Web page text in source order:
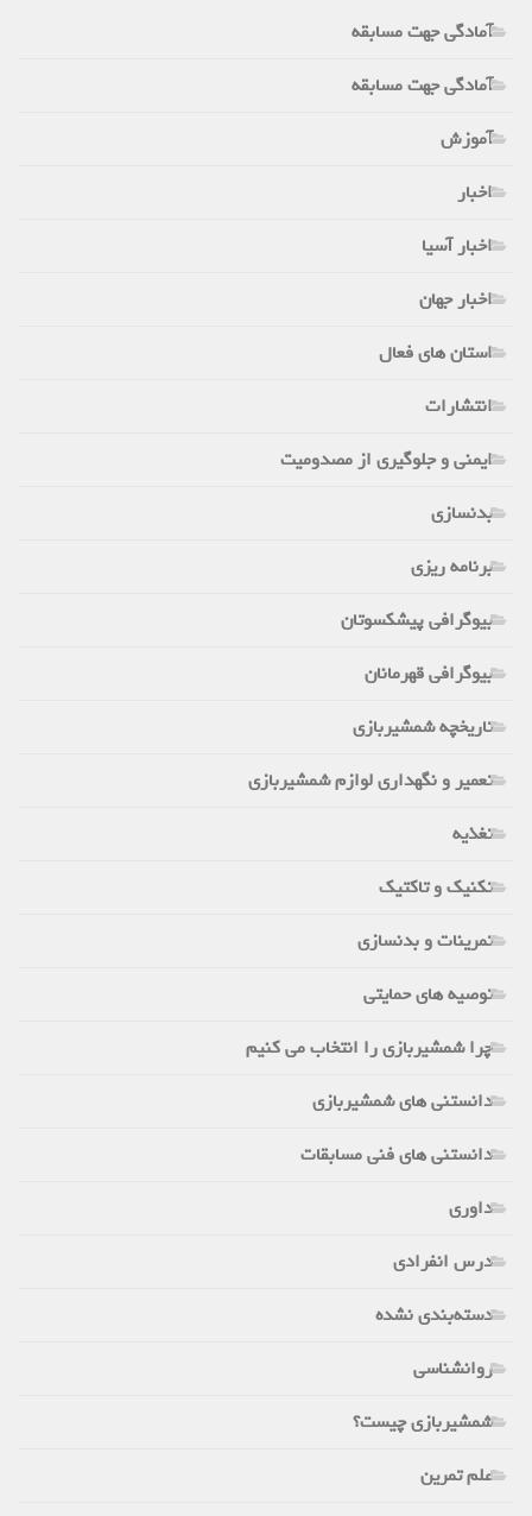
آمادگی جهت مسابقه
آمادگی جهت مسابقه
آموزش
اخبار
اخبار آسیا
اخبار جهان
استان های فعال
انتشارات
ایمنی و جلوگیری از مصدومیت
بدنسازی
برنامه ریزی
بیوگرافی پیشکسوتان
بیوگرافی قهرمانان
تاریخچه شمشیربازی
تعمیر و نگهداری لوازم شمشیربازی
تغذیه
تکنیک و تاکتیک
تمرینات و بدنسازی
توصیه های حمایتی
چرا شمشیربازی را انتخاب می کنیم
دانستنی های شمشیربازی
دانستنی های فنی مسابقات
داوری
درس انفرادی
دسته‌بندی نشده
روانشناسی
شمشیربازی چیست؟
علم تمرین